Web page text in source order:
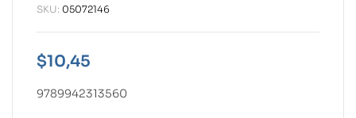
SKU: 05072146
$10,45
9789942313560